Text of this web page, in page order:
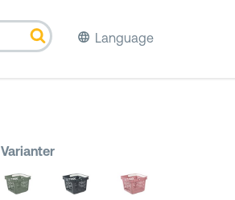
Language
Varianter